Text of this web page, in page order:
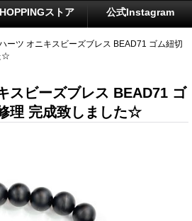
ストア 公式Instagram
ーツ オニキスビーズブレス BEAD71 ゴム紐切
☆
スビーズブレス BEAD71 ゴ
理 完成致しました☆